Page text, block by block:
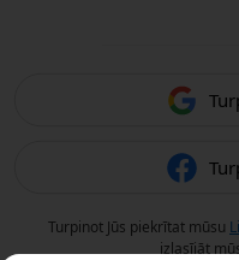
Turpinot Jūs piekrītat mūsu
izlasījāt